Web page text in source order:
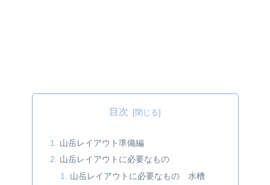
目次
山岳レイアウト準備編
山岳レイアウトに必要なもの
山岳レイアウトに必要なもの 水槽